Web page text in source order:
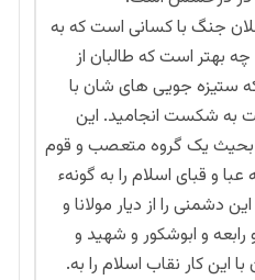
جنگ با کسانی است که به
بهتر است که طالبان از
ستیزه جویی های شان با
به شکست انجامید. این
بحیث یک گروه متعصب و قوم
و قبای اسلام را به گونهء
دشمنی را از دیار مولانا و
رابعه و ابوشکور و شهید و
این کار نقاب اسلام را به.